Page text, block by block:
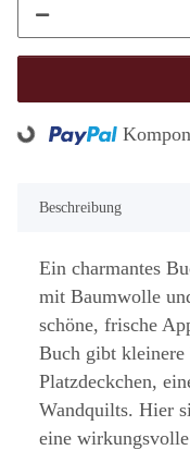
Loading...
Beschreibung
Ein charmantes
mit Baumwolle
schöne, frische
Buch gibt kleinere
Platzdeckchen,
Wandquilts. Hier
eine